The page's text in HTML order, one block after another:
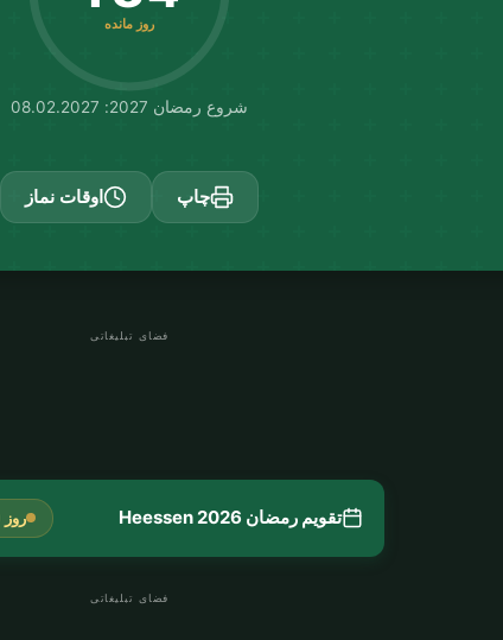
روز مانده
شروع رمضان 2027: 08.02.2027
چاپ اوقات نماز
فضای تبلیغاتی
تقویم رمضان Heessen 2026 روز 30 رمضان
فضای تبلیغاتی